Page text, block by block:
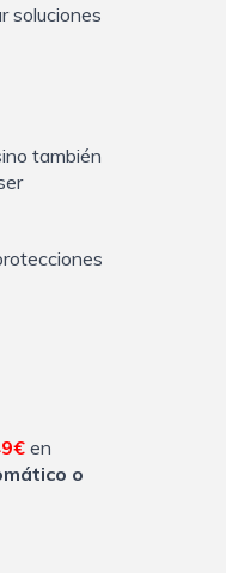
soluciones
también
9€ en
ático o